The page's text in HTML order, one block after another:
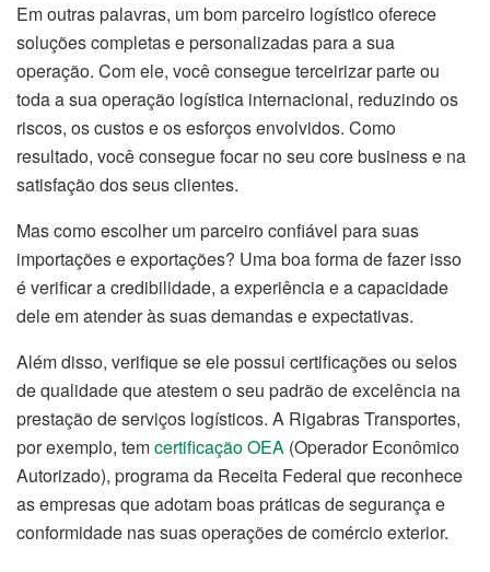
Em outras palavras, um bom parceiro logístico oferece
soluções completas e personalizadas para a sua
operação. Com ele, você consegue terceirizar parte ou
toda a sua operação logística internacional, reduzindo os
riscos, os custos e os esforços envolvidos. Como
resultado, você consegue focar no seu core business e na
satisfação dos seus clientes.
Mas como escolher um parceiro confiável para suas
importações e exportações? Uma boa forma de fazer isso
é verificar a credibilidade, a experiência e a capacidade
dele em atender às suas demandas e expectativas.
Além disso, verifique se ele possui certificações ou selos
de qualidade que atestem o seu padrão de excelência na
prestação de serviços logísticos. A Rigabras Transportes,
por exemplo, temcertificação OEA (Operador Econômico
Autorizado), programa da Receita Federal que reconhece
as empresas que adotam boas práticas de segurança e
conformidade nas suas operações de comércio exterior.